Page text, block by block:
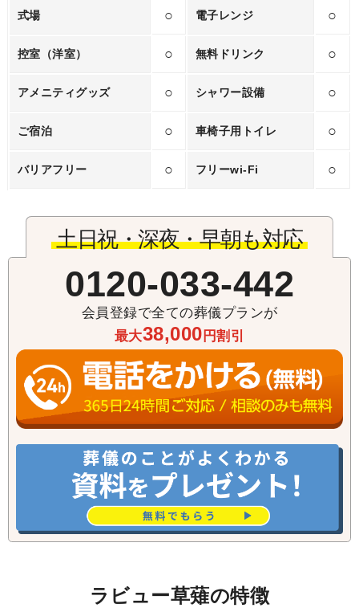
式場 ○ 電子レンジ ○
控室（洋室） ○ 無料ドリンク ○
アメニティグッズ ○ シャワー設備 ○
ご宿泊 ○ 車椅子用トイレ ○
バリアフリー ○ フリーwi‐Fi ○
土日祝・深夜・早朝も対応
0120-033-442
会員登録で全ての葬儀プランが
最大38,000 円割引
ラビュー草薙の特徴